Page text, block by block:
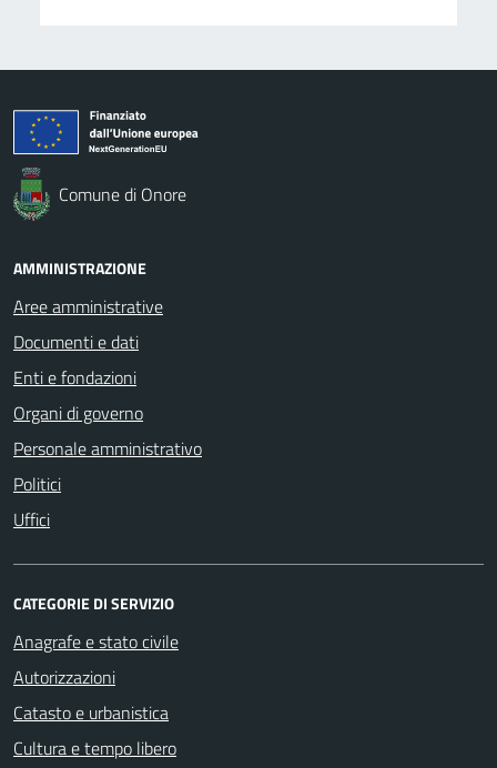
Comune di Onore
AMMINISTRAZIONE
Aree amministrative
Documenti e dati
Enti e fondazioni
Organi di governo
Personale amministrativo
Politici
Uffici
CATEGORIE DI SERVIZIO
Anagrafe e stato civile
Autorizzazioni
Catasto e urbanistica
Cultura e tempo libero